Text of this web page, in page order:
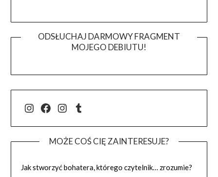
ODSŁUCHAJ DARMOWY FRAGMENT
MOJEGO DEBIUTU!
@j.luszynska
Facebook
@pisadlo_luszynska
Tumblr
MOŻE COŚ CIĘ ZAINTERESUJE?
Jak stworzyć bohatera, którego czytelnik… zrozumie?